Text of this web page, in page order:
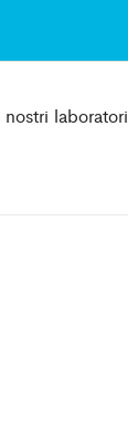
nostri laboratori